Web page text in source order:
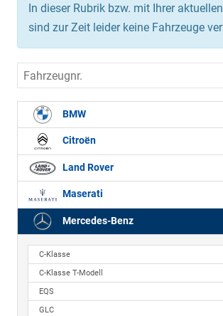
In dieser Rubrik bzw. mit Ihrer
sind zur Zeit leider keine Fahrzeuge
Fahrzeugnr.
BMW
Citroën
Land Rover
Maserati
Mercedes-Benz
C-Klasse
C-Klasse T-Modell
EQS
GLC